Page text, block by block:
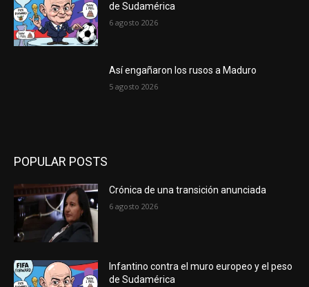
de Sudamérica
6 agosto 2026
Así engañaron los rusos a Maduro
5 agosto 2026
POPULAR POSTS
Crónica de una transición anunciada
6 agosto 2026
Infantino contra el muro europeo y el peso
de Sudamérica